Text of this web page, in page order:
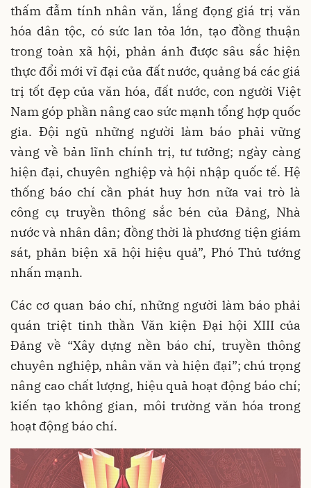
thấm đẫm tính nhân văn, lắng đọng giá trị văn
hóa dân tộc, có sức lan tỏa lớn, tạo đồng thuận
trong toàn xã hội, phản ánh được sâu sắc hiện
thực đổi mới vĩ đại của đất nước, quảng bá các giá
trị tốt đẹp của văn hóa, đất nước, con người Việt
Nam góp phần nâng cao sức mạnh tổng hợp quốc
gia. Đội ngũ những người làm báo phải vững
vàng về bản lĩnh chính trị, tư tưởng; ngày càng
hiện đại, chuyên nghiệp và hội nhập quốc tế. Hệ
thống báo chí cần phát huy hơn nữa vai trò là
công cụ truyền thông sắc bén của Đảng, Nhà
nước và nhân dân; đồng thời là phương tiện giám
sát, phản biện xã hội hiệu quả”, Phó Thủ tướng
nhấn mạnh.
Các cơ quan báo chí, những người làm báo phải
quán triệt tinh thần Văn kiện Đại hội XIII của
Đảng về “Xây dựng nền báo chí, truyền thông
chuyên nghiệp, nhân văn và hiện đại”; chú trọng
nâng cao chất lượng, hiệu quả hoạt động báo chí;
kiến tạo không gian, môi trường văn hóa trong
hoạt động báo chí.